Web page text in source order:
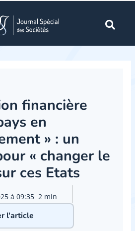
financière
en
» : un
« changer le
ces Etats
à 09:35 2 min
l'article